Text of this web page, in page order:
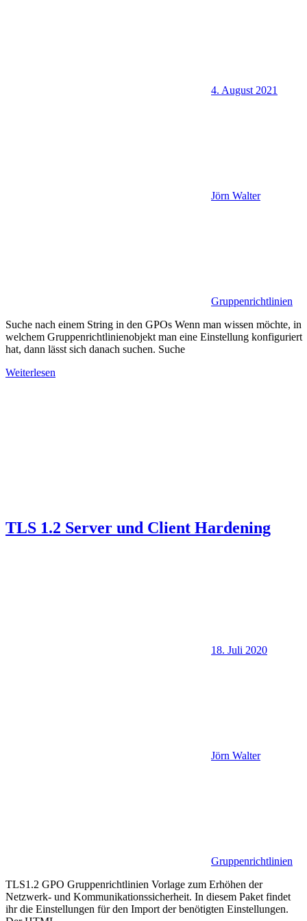
4. August 2021
Jörn Walter
Gruppenrichtlinien
Suche nach einem String in den GPOs Wenn man wissen möchte, in
welchem Gruppenrichtlinienobjekt man eine Einstellung konfiguriert
hat, dann lässt sich danach suchen. Suche
Weiterlesen
TLS 1.2 Server und Client Hardening
18. Juli 2020
Jörn Walter
Gruppenrichtlinien
TLS1.2 GPO Gruppenrichtlinien Vorlage zum Erhöhen der
Netzwerk- und Kommunikationssicherheit. In diesem Paket findet
ihr die Einstellungen für den Import der benötigten Einstellungen.